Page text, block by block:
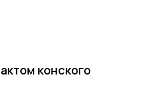
конского